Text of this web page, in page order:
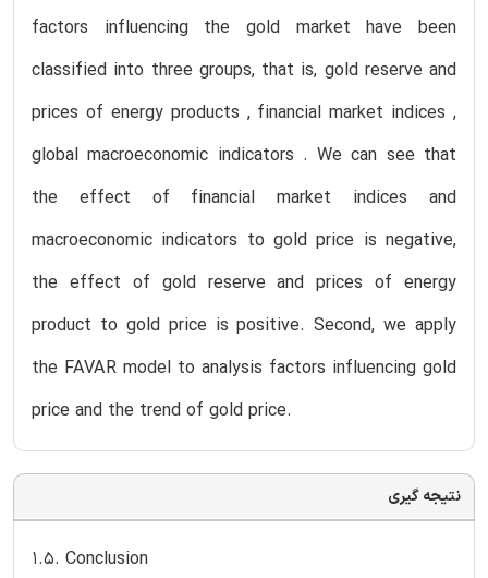
factors influencing the gold market have been
classified into three groups, that is, gold reserve and
prices of energy products , financial market indices ,
global macroeconomic indicators . We can see that
the effect of financial market indices and
macroeconomic indicators to gold price is negative,
the effect of gold reserve and prices of energy
product to gold price is positive. Second, we apply
the FAVAR model to analysis factors influencing gold
price and the trend of gold price.
نتیجه گیری
1.5. Conclusion